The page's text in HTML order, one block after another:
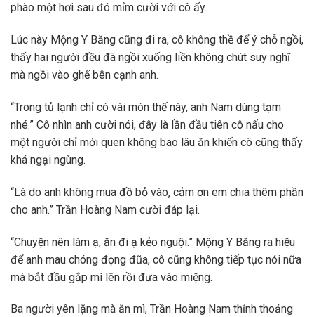
phào một hơi sau đó mỉm cười với cô ấy.
Lúc này Mộng Y Băng cũng đi ra, cô không thề để ý chỗ ngồi,
thấy hai người đều đã ngồi xuống liền không chút suy nghĩ
mà ngồi vào ghế bên cạnh anh.
“Trong tủ lạnh chỉ có vài món thế này, anh Nam dùng tạm
nhé.” Cô nhìn anh cười nói, đây là lần đầu tiên cô nấu cho
một người chỉ mới quen không bao lâu ăn khiến cô cũng thấy
khá ngại ngùng.
“Là do anh không mua đồ bỏ vào, cảm ơn em chia thêm phần
cho anh.” Trần Hoàng Nam cười đáp lại.
“Chuyện nên làm ạ, ăn đi ạ kẻo nguội.” Mộng Y Băng ra hiệu
để anh mau chóng đọng đũa, cô cũng không tiếp tục nói nữa
mà bắt đầu gắp mì lên rồi đưa vào miệng.
Ba người yên lặng mà ăn mì, Trần Hoàng Nam thỉnh thoảng